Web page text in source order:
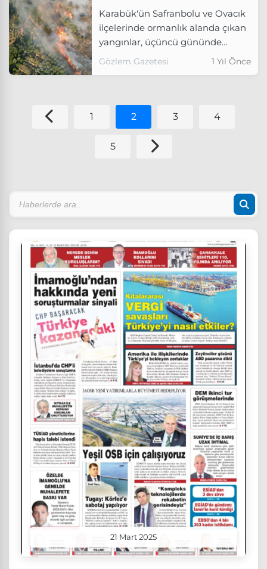
Karabük'ün Safranbolu ve Ovacık
ilçelerinde ormanlık alanda çıkan
yangınlar, üçüncü gününde
söndürülmeye çalışılırken,
havadan ve karadan müdahale
ediliyor.
Gözlem Gazetesi 1 Yıl Önce
1 2 3 4
5
21 Mart 2025